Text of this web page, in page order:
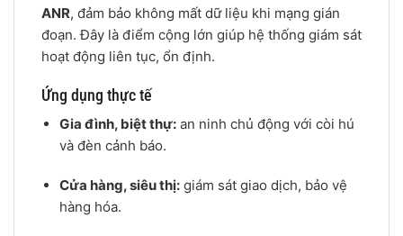
ANR, đảm bảo không mất dữ liệu khi mạng gián
đoạn. Đây là điểm cộng lớn giúp hệ thống giám sát
hoạt động liên tục, ổn định.
Ứng dụng thực tế
Gia đình, biệt thự:an ninh chủ động với còi hú
và đèn cảnh báo.
Cửa hàng, siêu thị:giám sát giao dịch, bảo vệ
hàng hóa.